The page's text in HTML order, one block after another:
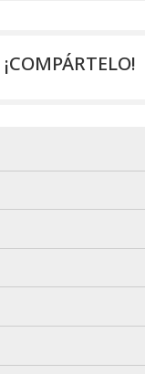
¡COMPÁRTELO!